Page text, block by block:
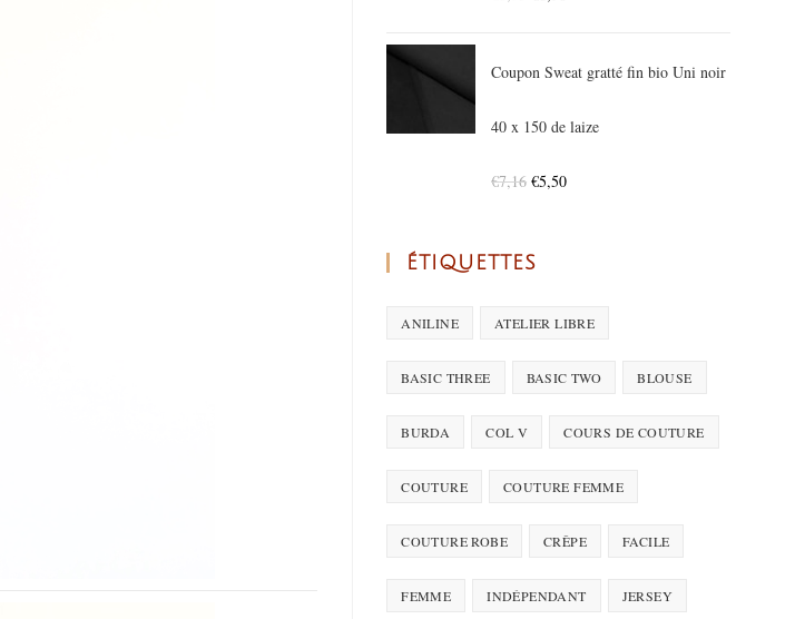
Coupon Sweat gratté fin bio Uni noir
40 x 150 de laize
€7,16 €5,50
ÉTIQUETTES
ANILINE ATELIER LIBRE
BASIC THREE BASIC TWO BLOUSE
BURDA COL V COURS DE COUTURE
COUTURE COUTURE FEMME
COUTURE ROBE CRÊPE FACILE
FEMME INDÉPENDANT JERSEY